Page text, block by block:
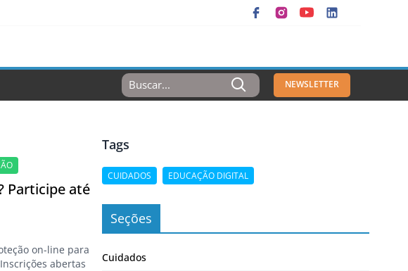
Resultados
Para:
NEWSLETTER
Participe até
on-line para
abertas
Tags
CUIDADOS EDUCAÇÃO DIGITAL
Seções
Cuidados